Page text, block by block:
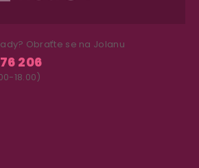
Obraťte se na Jolanu
206
18.00)